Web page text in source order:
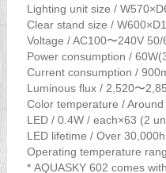
Lighting unit size /
Clear stand size /
Voltage / AC100〜240V 50/
Power consumption /
Current consumption /
Luminous flux / 2,520〜
Color temperature /
LED / 0.4W / each×63 (2
LED lifetime / Over
Operating temperature
* AQUASKY 602 comes